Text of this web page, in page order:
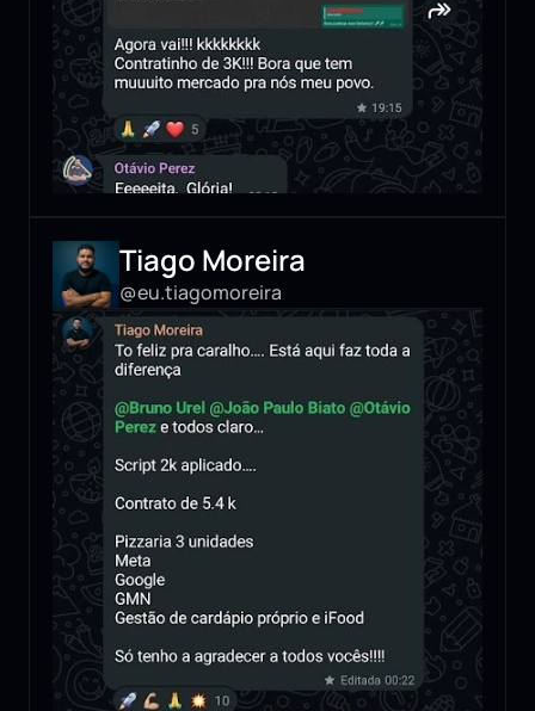
Tiago Moreira
@eu.tiagomoreira